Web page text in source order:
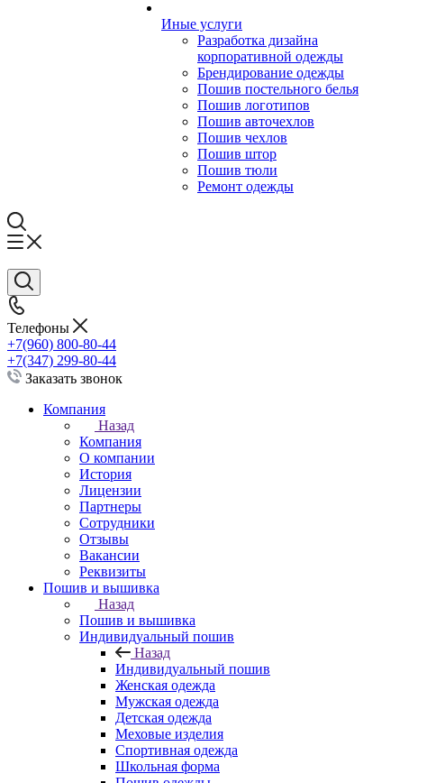
Иные услуги
Разработка дизайна
корпоративной одежды
Брендирование одежды
Пошив постельного белья
Пошив логотипов
Пошив авточехлов
Пошив чехлов
Пошив штор
Пошив тюли
Ремонт одежды
Телефоны
+7(960) 800-80-44
+7(347) 299-80-44
Заказать звонок
Компания
Назад
Компания
О компании
История
Лицензии
Партнеры
Сотрудники
Отзывы
Вакансии
Реквизиты
Пошив и вышивка
Назад
Пошив и вышивка
Индивидуальный пошив
Назад
Индивидуальный пошив
Женская одежда
Мужская одежда
Детская одежда
Меховые изделия
Спортивная одежда
Школьная форма